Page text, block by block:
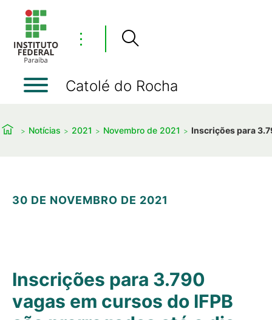
⋮
Catolé do Rocha
Notícias 2021 Novembro de 2021 Inscrições para
30 DE NOVEMBRO DE 2021
Inscrições para 3.790
vagas em cursos do IFPB